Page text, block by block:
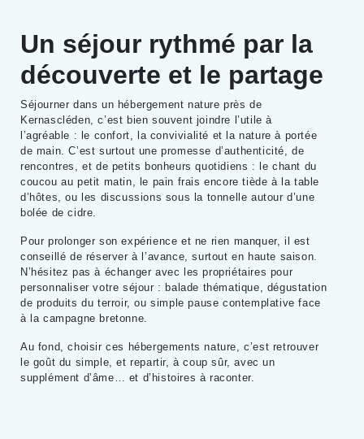
Un séjour rythmé par la
découverte et le partage
Séjourner dans un hébergement nature près de
Kernascléden, c’est bien souvent joindre l’utile à
l’agréable : le confort, la convivialité et la nature à portée
de main. C’est surtout une promesse d’authenticité, de
rencontres, et de petits bonheurs quotidiens : le chant du
coucou au petit matin, le pain frais encore tiède à la table
d’hôtes, ou les discussions sous la tonnelle autour d’une
bolée de cidre.
Pour prolonger son expérience et ne rien manquer, il est
conseillé de réserver à l’avance, surtout en haute saison.
N’hésitez pas à échanger avec les propriétaires pour
personnaliser votre séjour : balade thématique, dégustation
de produits du terroir, ou simple pause contemplative face
à la campagne bretonne.
Au fond, choisir ces hébergements nature, c’est retrouver
le goût du simple, et repartir, à coup sûr, avec un
supplément d’âme… et d’histoires à raconter.